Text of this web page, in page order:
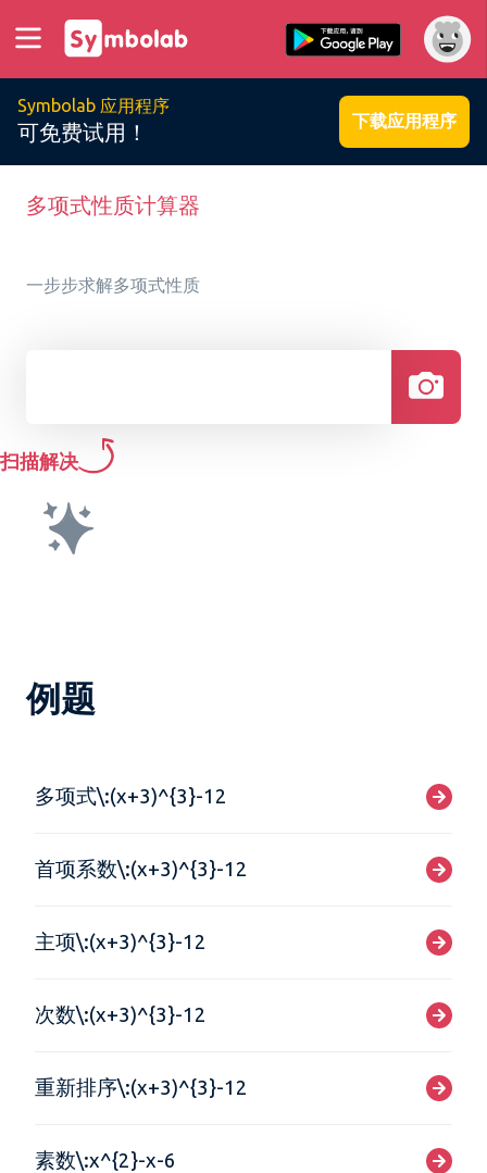
Symbolab 应用程序
可免费试用！ 下载应用程序
多项式性质计算器
一步步求解多项式性质
扫描解决
例题
多项式\:(x+3)^{3}-12
首项系数\:(x+3)^{3}-12
主项\:(x+3)^{3}-12
次数\:(x+3)^{3}-12
重新排序\:(x+3)^{3}-12
素数\:x^{2}-x-6